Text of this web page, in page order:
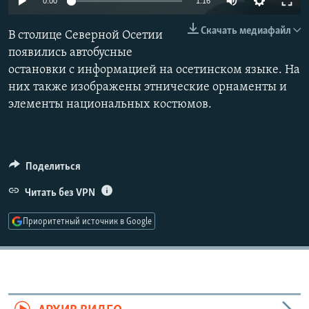
РАСПИСАНИЕ ВЕЩАНИЯ
ПОДПИШИТЕСЬ НА РАССЫЛКУ
СОЦИАЛЬНЫЕ СЕТИ
Все сайты РСЕ/РС
Скачать медиафайл
В столице Северной Осетии
появились автобусные
остановки с информацией на осетинском языке. На
них также изображены этнические орнаменты и
элементы национальных костюмов.
Поделиться
Читать без VPN
Приоритетный источник в Google